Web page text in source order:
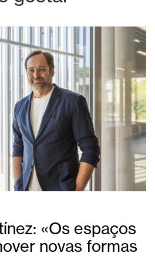
«Os espaços
novas formas